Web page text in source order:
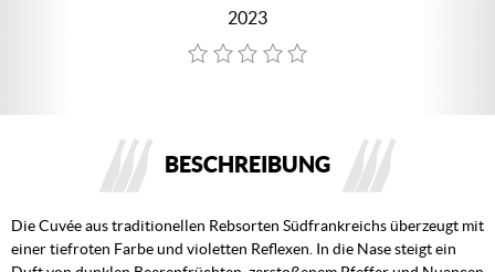
2023
BESCHREIBUNG
Die Cuvée aus traditionellen Rebsorten Südfrankreichs überzeugt mit
einer tiefroten Farbe und violetten Reflexen. In die Nase steigt ein